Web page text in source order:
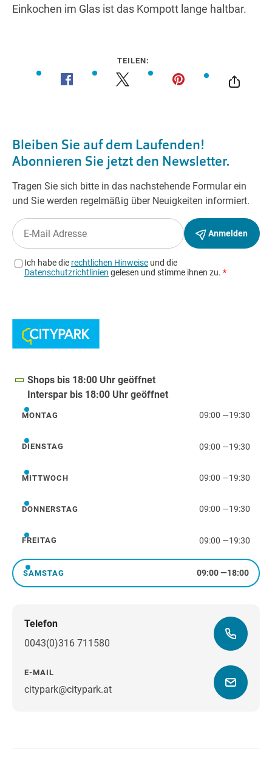
Einkochen im Glas ist das Kompott lange haltbar.
TEILEN:
Shops bis 18:00 Uhr geöffnet
Interspar bis 18:00 Uhr geöffnet
Montag
MONTAG 09:00 —19:30
Dienstag
DIENSTAG 09:00 —19:30
Mittwoch
MITTWOCH 09:00 —19:30
Donnerstag
DONNERSTAG 09:00 —19:30
Freitag
FREITAG 09:00 —19:30
Samstag
SAMSTAG 09:00—18:00
Telefon
0043(0)316 711580
E-MAIL
citypark@citypark.atWegbeschreibung